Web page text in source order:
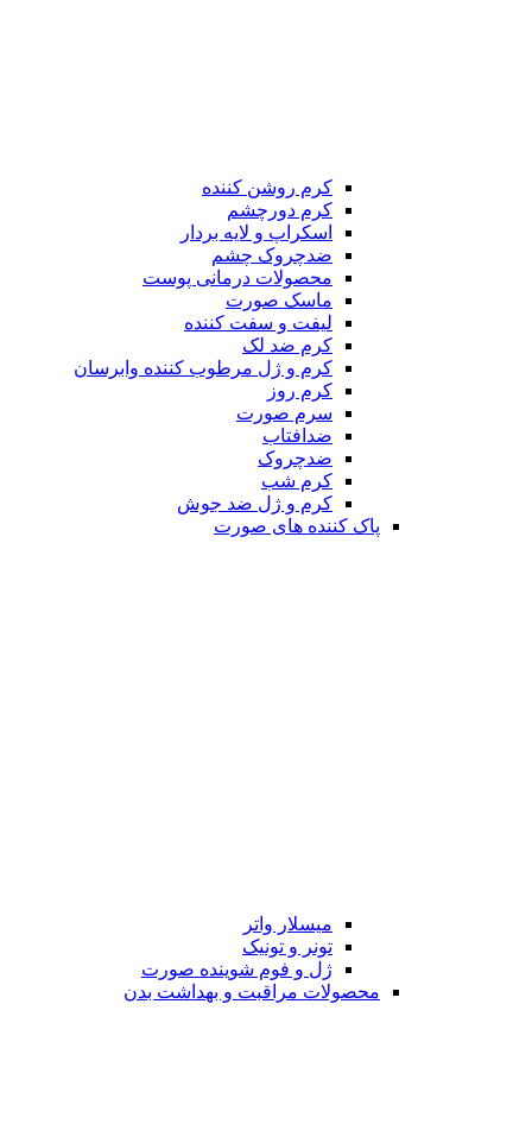
کرم روشن کننده
کرم دورچشم
اسکراپ و لایه بردار
ضدچروک چشم
محصولات درمانی پوست
ماسک صورت
لیفت و سفت کننده
کرم ضد لک
کرم و ژل مرطوب کننده وابرسان
کرم روز
سرم صورت
ضدافتاب
ضدچروک
کرم شب
کرم و ژل ضد جوش
پاک کننده های صورت
میسلار واتر
تونر و تونیک
ژل و فوم شوینده صورت
محصولات مراقبت و بهداشت بدن